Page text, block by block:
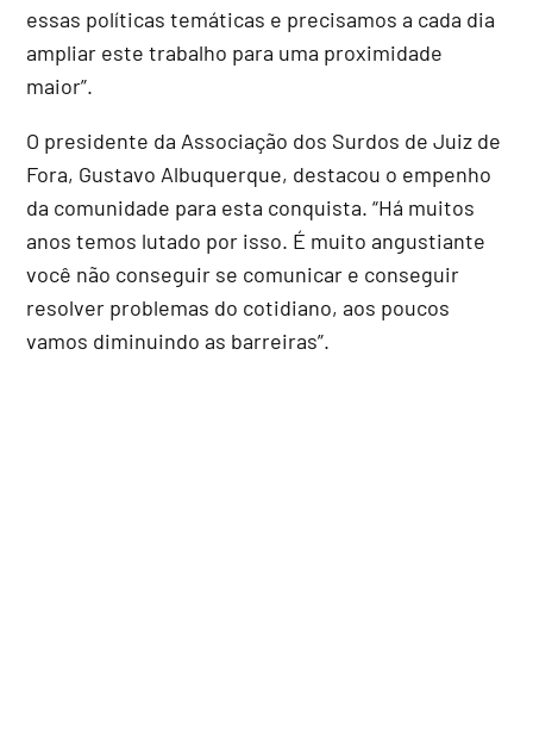
essas políticas temáticas e precisamos a cada dia
ampliar este trabalho para uma proximidade
maior”.
O presidente da Associação dos Surdos de Juiz de
Fora, Gustavo Albuquerque, destacou o empenho
da comunidade para esta conquista. “Há muitos
anos temos lutado por isso. É muito angustiante
você não conseguir se comunicar e conseguir
resolver problemas do cotidiano, aos poucos
vamos diminuindo as barreiras”.